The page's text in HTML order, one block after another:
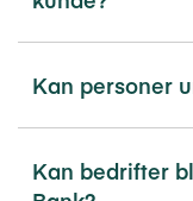
Kan personer
Kan bedrifter